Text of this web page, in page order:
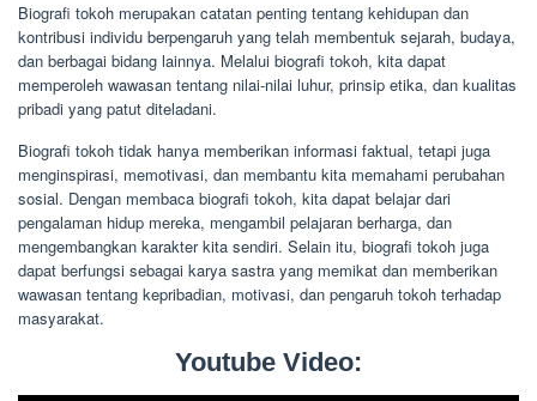
Biografi tokoh merupakan catatan penting tentang kehidupan dan
kontribusi individu berpengaruh yang telah membentuk sejarah, budaya,
dan berbagai bidang lainnya. Melalui biografi tokoh, kita dapat
memperoleh wawasan tentang nilai-nilai luhur, prinsip etika, dan kualitas
pribadi yang patut diteladani.
Biografi tokoh tidak hanya memberikan informasi faktual, tetapi juga
menginspirasi, memotivasi, dan membantu kita memahami perubahan
sosial. Dengan membaca biografi tokoh, kita dapat belajar dari
pengalaman hidup mereka, mengambil pelajaran berharga, dan
mengembangkan karakter kita sendiri. Selain itu, biografi tokoh juga
dapat berfungsi sebagai karya sastra yang memikat dan memberikan
wawasan tentang kepribadian, motivasi, dan pengaruh tokoh terhadap
masyarakat.
Youtube Video: